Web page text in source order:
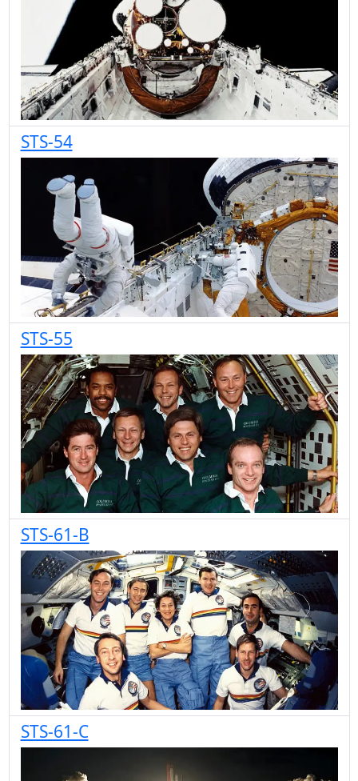
STS-54
STS-55
STS-61-B
STS-61-C